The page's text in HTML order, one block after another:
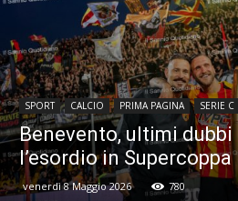
SPORT CALCIO PRIMA PAGINA SERIE C
Benevento, ultimi
l’esordio in Supercoppa
venerdì 8 Maggio 2026 780